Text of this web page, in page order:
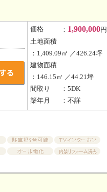
価格 ： 1,900,000円
土地面積
：1,409.09㎡ ／426.24坪
建物面積
：146.15㎡ ／44.21坪
間取り
：5DK
築年月
：不詳